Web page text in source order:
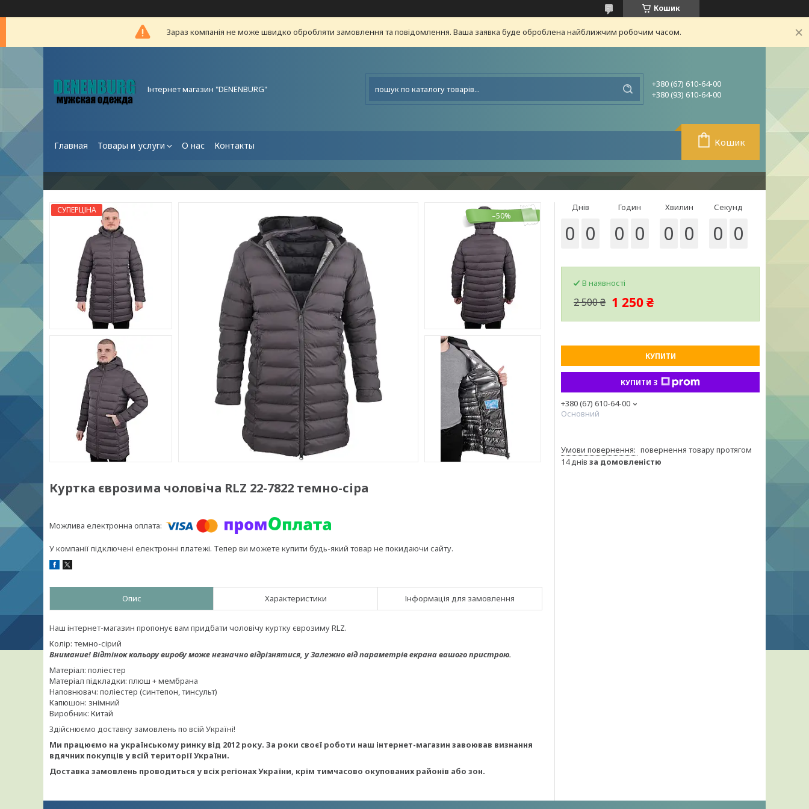
Кошик
Зараз компанія не може швидко обробляти замовлення та повідомлення. Ваша заявка буде оброблена найближчим робочим часом.
Інтернет магазин "DENENBURG"
+380 (67) 610-64-00
+380 (93) 610-64-00
Главная Товары и услуги О нас Контакты Кошик
СУПЕРЦІНА
–50%
Куртка єврозима чоловіча RLZ 22-7822 темно-сіра
У компанії підключені електронні платежі. Тепер ви можете купити будь-який товар не покидаючи сайту.
Опис Характеристики Інформація для замовлення
Наш інтернет-магазин пропонує вам придбати чоловічу куртку єврозиму RLZ.
Колір: темно-сірий
Внимание!Відтінок кольору виробу може незначно відрізнятися, уЗалежно від параметрів екрана вашого пристрою.
Матеріал: поліестер
Матеріал підкладки: плюш + мембрана
Наповнювач: поліестер (синтепон, тинсульт)
Капюшон: знімний
Виробник: Китай
Здійснюємо доставку замовлень по всій Україні!
Ми працюємо на українському ринку від 2012 року. За роки своєї роботи наш інтернет-магазин завоював визнання
вдячних покупців у всій території України.
Доставка замовлень проводиться у всіх регіонах України, крім тимчасово окупованих районів або зон.
Днів
0 0
Годин
0 0
Хвилин
0 0
Секунд
0 0
В наявності
2 500 ₴ 1 250 ₴
КУПИТИ
КУПИТИ З
+380 (67) 610-64-00
Основний
повернення товару протягом
14 днів за домовленістю